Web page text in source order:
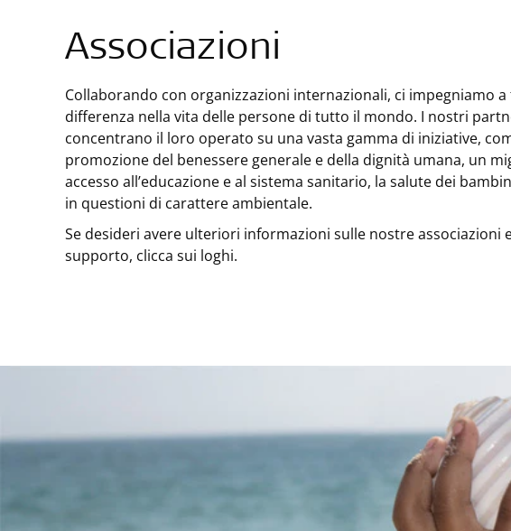
Associazioni
Collaborando con organizzazioni internazionali, ci impegniamo a
differenza nella vita delle persone di tutto il mondo. I nostri
concentrano il loro operato su una vasta gamma di iniziative,
promozione del benessere generale e della dignità umana, un
accesso all’educazione e al sistema sanitario, la salute dei
in questioni di carattere ambientale.
Se desideri avere ulteriori informazioni sulle nostre associazioni
supporto, clicca sui loghi.